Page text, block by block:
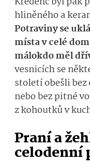
hliněného a
Potraviny se
místa v celé
málokdo měl
vesnicích se
století obešli
nebo bez pitné
z kohoutků v
Praní a
celodenní